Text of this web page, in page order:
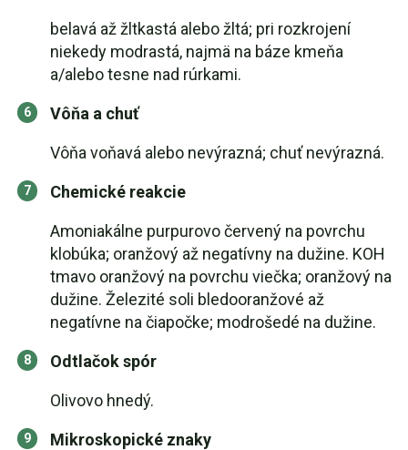
belavá až žltkastá alebo žltá; pri rozkrojení
niekedy modrastá, najmä na báze kmeňa
a/alebo tesne nad rúrkami.
Vôňa a chuť
Vôňa voňavá alebo nevýrazná; chuť nevýrazná.
Chemické reakcie
Amoniakálne purpurovo červený na povrchu
klobúka; oranžový až negatívny na dužine. KOH
tmavo oranžový na povrchu viečka; oranžový na
dužine. Železité soli bledooranžové až
negatívne na čiapočke; modrošedé na dužine.
Odtlačok spór
Olivovo hnedý.
Mikroskopické znaky